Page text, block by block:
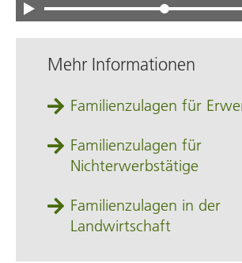
Mehr Informationen
Familienzulagen für
Familienzulagen für
Nichterwerbstätige
Familienzulagen in der
Landwirtschaft